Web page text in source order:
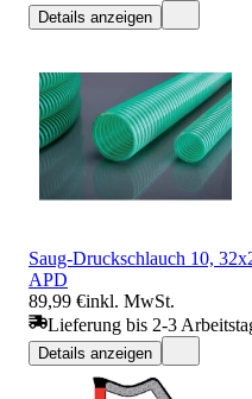
Details anzeigen
Saug-Druckschlauch 10,
APD
89,99 €inkl. MwSt.
Lieferung bis 2-3
Details anzeigen